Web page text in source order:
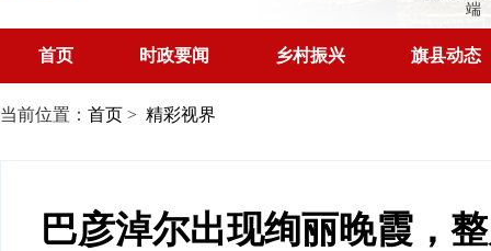
端
首页 时政要闻 乡村振兴 旗县动态
当前位置： 首页 > 精彩视界
巴彦淖尔出现绚丽晚霞，